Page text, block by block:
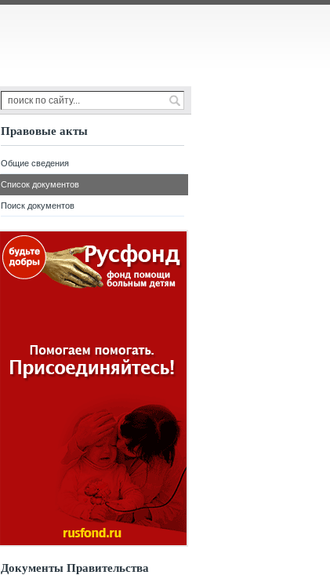
Правовые акты
Общие сведения
Список документов
Поиск документов
Документы Правительства